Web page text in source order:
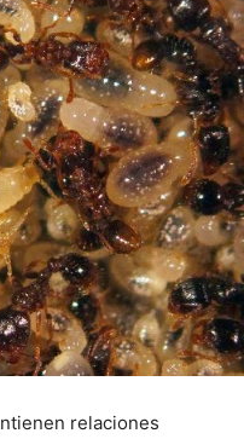
relaciones